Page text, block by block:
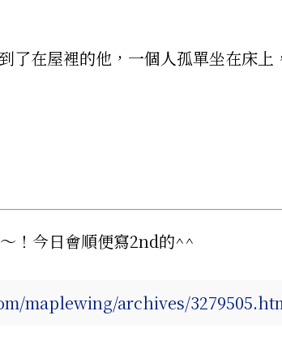
了在屋裡的他，一個人孤單坐在床
！今日會順便寫2nd的^^
maplewing/archives/